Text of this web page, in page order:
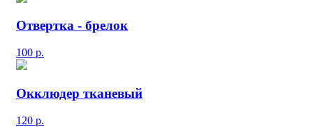
Отвертка - брелок
100 р.
Окклюдер тканевый
120 р.